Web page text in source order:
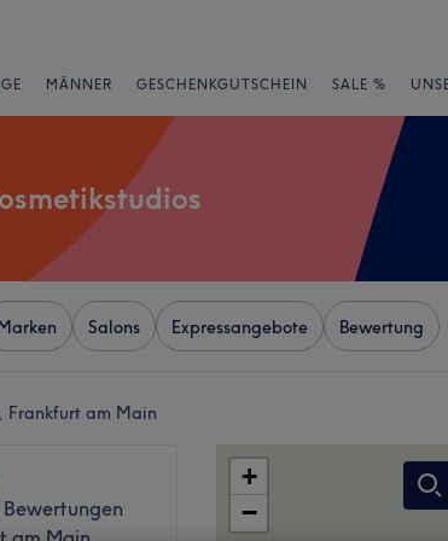
MÄNNER GESCHENKGUTSCHEIN SALE %
Salons Expressangebote Bewertung
Frankfurt am Main
Bewertungen
+
−